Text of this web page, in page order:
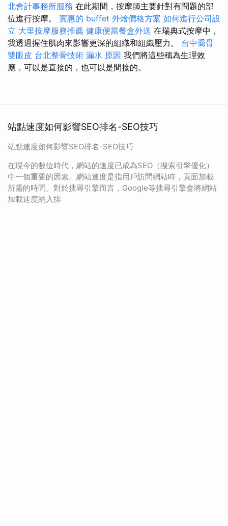
北會計事務所服務 在此期間，按摩師主要針對有問題的部
位進行按摩。 實惠的 buffet 外燴價格方案 如何進行公司設
立 大里按摩服務推薦 健康便當餐盒外送 在瑞典式按摩中，
我透過握住肌肉來影響更深的組織和組織壓力。 台中喬骨
雙眼皮 台北整骨技術 漏水 原因 我們將這些稱為生理效
應，可以是直接的，也可以是間接的。
站點速度如何影響SEO排名-SEO技巧
站點速度如何影響SEO排名-SEO技巧
在現今的數位時代，網站的速度已成為SEO（搜索引擎優化）
中一個重要的因素。網站速度是指用戶訪問網站時，頁面加載
所需的時間。對於搜尋引擎而言，Google等搜尋引擎會將網站
加載速度納入排